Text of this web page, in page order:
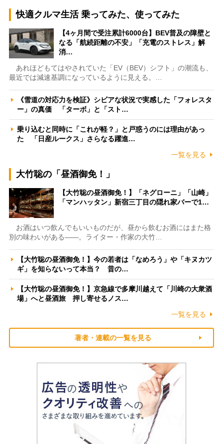
快適クルマ生活 乗ってみた、使ってみた
【4ヶ月間で受注累計6000台】BEV普及の障壁と
なる「航続距離の不安」「充電のストレス」解
消…
あれほどもてはやされていた「EV（BEV）シフト」の潮流も、
最近では減速基調になっているように見える。…
《雪道の対応力を検証》シビアな状況で実感した「フォレスタ
ー」の真価 「ターボ」と「スト…
乗り込むと同時に「これが軽？」と戸惑うのには理由があっ
た 「日産ルークス」さらなる躍進…
一覧を見る
大竹聡の「昼酒御免！」
【大竹聡の昼酒御免！】「ネグローニ」「山崎」
「マンハッタン」新宿三丁目の隠れ家バーで1…
お酒はいつ飲んでもいいものだが、昼から飲むお酒にはまた格
別の味わいがある――。ライター・作家の大竹…
【大竹聡の昼酒御免！】今の若者は「なめろう」や「キヌカツ
ギ」を知らないって本当？ 昔の…
【大竹聡の昼酒御免！】京急線で多摩川越えて「川崎の大衆酒
場」へと昼酒旅 押し寄せるノス…
一覧を見る
著者・連載の一覧を見る